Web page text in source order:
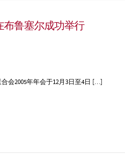
布鲁塞尔成功举行
会2005年年会于12月3日至4日 […]